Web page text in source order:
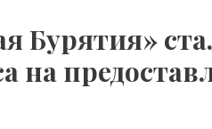
Бурятия»
на